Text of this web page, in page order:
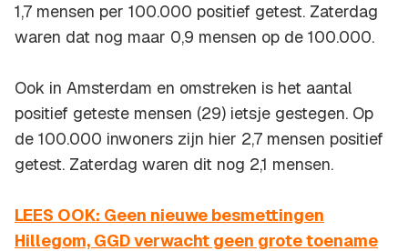
1,7 mensen per 100.000 positief getest. Zaterdag
waren dat nog maar 0,9 mensen op de 100.000.
Ook in Amsterdam en omstreken is het aantal
positief geteste mensen (29) ietsje gestegen. Op
de 100.000 inwoners zijn hier 2,7 mensen positief
getest. Zaterdag waren dit nog 2,1 mensen.
LEES OOK: Geen nieuwe besmettingen
Hillegom, GGD verwacht geen grote toename